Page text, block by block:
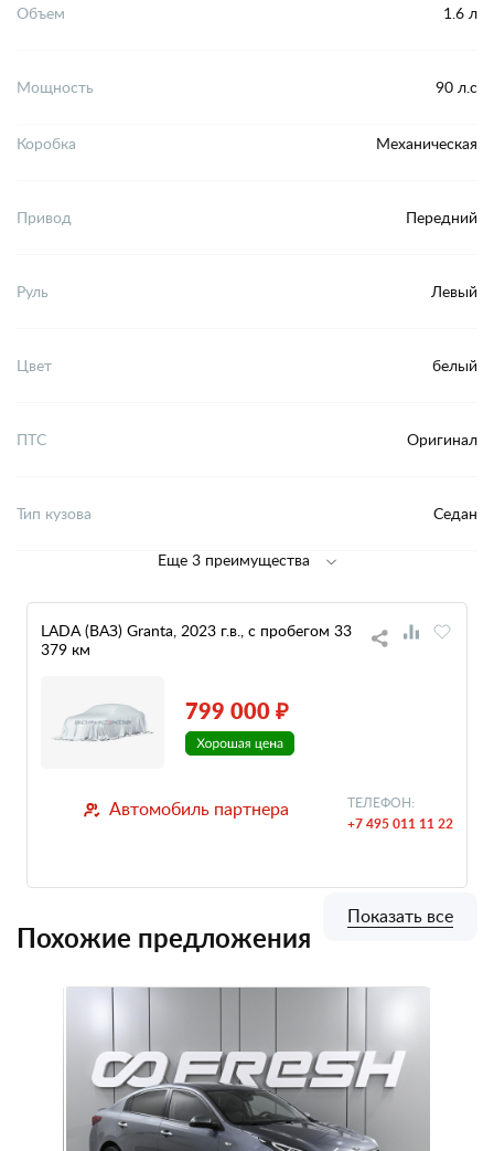
Объем 1.6 л
Мощность 90 л.с
Коробка Механическая
Привод Передний
Руль Левый
Цвет белый
ПТС Оригинал
Тип кузова Седан
Еще 3 преимущества
LADA (ВАЗ) Granta, 2023 г.в., с пробегом 33
379 км
799 000 ₽
Автомобиль партнера ТЕЛЕФОН:
+7 495 011 11 22
Похожие предложения
Показать все